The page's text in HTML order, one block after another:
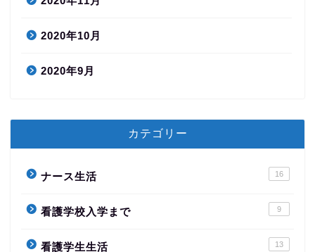
2020年10月
2020年9月
カテゴリー
ナース生活 16
看護学校入学まで 9
看護学生生活 13